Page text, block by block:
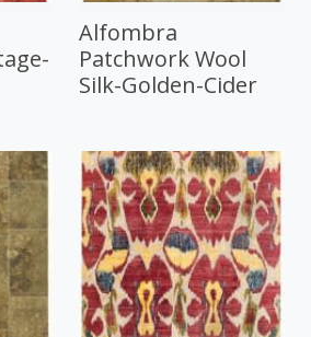
Alfombra
Patchwork Wool
Silk-Golden-Cider